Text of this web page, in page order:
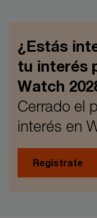
¿Estás
tu interés
Watch
Cerrado el
interés en
Regístrate